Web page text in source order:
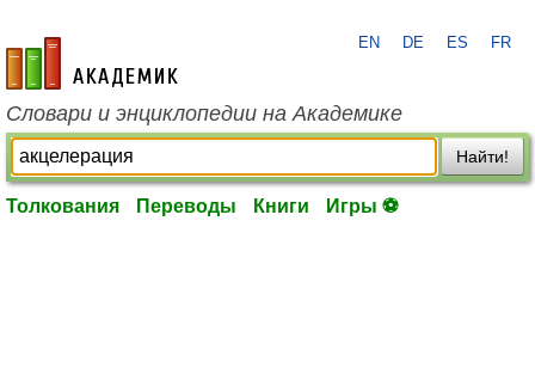
academic.ru
EN DE ES FR
Словари и энциклопедии на Академике
Найти!
Толкования Переводы Книги Игры ⚽